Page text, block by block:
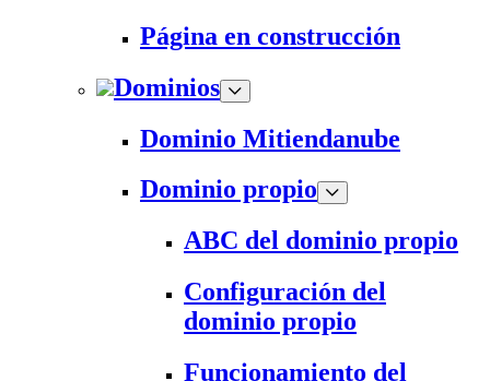
Página en construcción
Dominios
Dominio Mitiendanube
Dominio propio
ABC del dominio propio
Configuración del
dominio propio
Funcionamiento del